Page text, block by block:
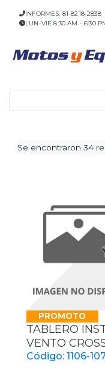
INFORMES: 81-8218-2838
LUN-VIE 8:30 AM - 6:30
Se encontraron 34
PROMOTO
TABLERO
VENTO
Código: 1106-